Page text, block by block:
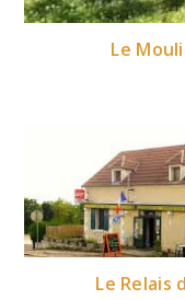
Le
Le Relais